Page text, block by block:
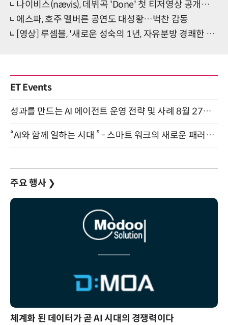
나이비스(nævis), 데뷔곡 'Done' 첫 티저영상 공개…'리얼월드 첫 발걸음'
에스파, 호주 멜버른 공연도 대성황…벅찬 감동
[영상] 루셈블, '새로운 성숙의 1년, 자유분방 경쾌한 새 속삭임' [ET인터뷰]
ET Events
성과를 만드는 AI 에이전트 운영 전략 및 사례 8월 27일 개최
“AI와 함께 일하는 시대 ” - 스마트 워크의 새로운 패러다임 (9/11)
주요 행사 ❯
체계화 된 데이터가 곧 AI 시대의 경쟁력이다